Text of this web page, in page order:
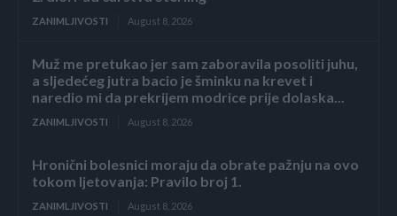
ZANIMLJIVOSTI August 8, 2026
Muž me pretukao jer sam zaboravila posoliti juhu,
a sljedećeg jutra bacio je šminku na krevet i
naredio mi da prekrijem modrice prije dolaska...
ZANIMLJIVOSTI August 8, 2026
Hronični bolesnici moraju da obrate pažnju na ovo
tokom ljetovanja: Pravilo broj 1.
ZANIMLJIVOSTI August 8, 2026